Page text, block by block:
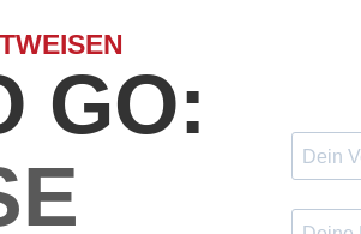
GO: